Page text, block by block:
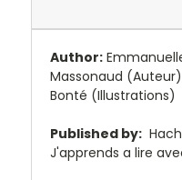
Author:
Massonaud
Bonté (Illustrations)
Published by:
J'apprends a lire